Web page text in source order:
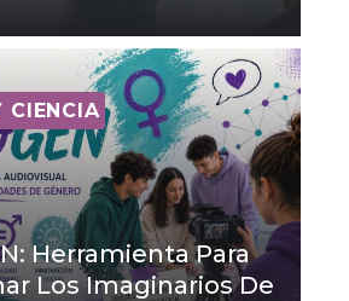
CIENCIA
Herramienta Para
Los Imaginarios De